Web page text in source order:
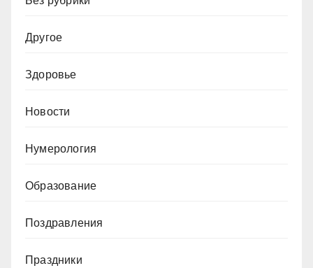
Другое
Здоровье
Новости
Нумерология
Образование
Поздравления
Праздники